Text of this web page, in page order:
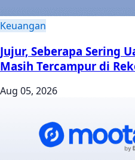
Keuangan
Jujur, Seberapa Sering
Masih Tercampur di
Aug 05, 2026